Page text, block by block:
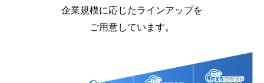
企業規模に応じたラインアップを
ご用意しています。